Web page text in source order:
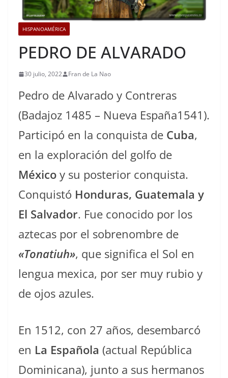
HISPANOAMÉRICA
PEDRO DE ALVARADO
30 julio, 2022 Fran de La Nao
Pedro de Alvarado y Contreras
(Badajoz 1485 – Nueva España1541).
Participó en la conquista de Cuba,
en la exploración del golfo de
México y su posterior conquista.
Conquistó Honduras, Guatemala y
El Salvador. Fue conocido por los
aztecas por el sobrenombre de
«Tonatiuh», que significa el Sol en
lengua mexica, por ser muy rubio y
de ojos azules.
En 1512, con 27 años, desembarcó
en La Española (actual República
Dominicana), junto a sus hermanos